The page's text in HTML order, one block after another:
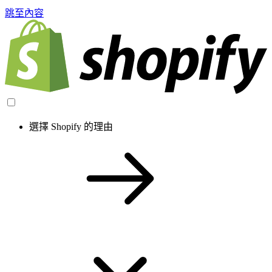
跳至內容
選擇 Shopify 的理由